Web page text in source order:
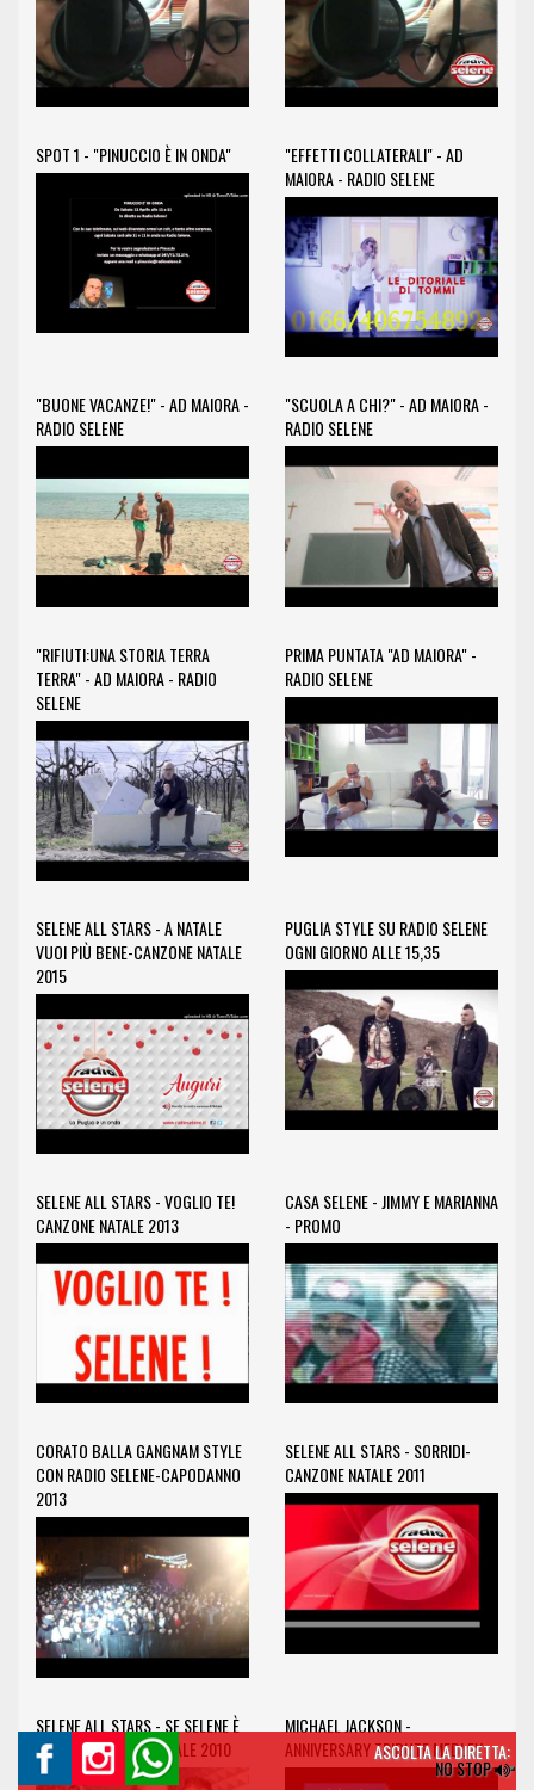
SPOT 1 - "PINUCCIO È IN ONDA"
"EFFETTI COLLATERALI" - AD
MAIORA - RADIO SELENE
"BUONE VACANZE!" - AD MAIORA -
RADIO SELENE
"SCUOLA A CHI?" - AD MAIORA -
RADIO SELENE
"RIFIUTI:UNA STORIA TERRA
TERRA" - AD MAIORA - RADIO
SELENE
PRIMA PUNTATA "AD MAIORA" -
RADIO SELENE
SELENE ALL STARS - A NATALE
VUOI PIÙ BENE-CANZONE NATALE
2015
PUGLIA STYLE SU RADIO SELENE
OGNI GIORNO ALLE 15,35
SELENE ALL STARS - VOGLIO TE!
CANZONE NATALE 2013
CASA SELENE - JIMMY E MARIANNA
- PROMO
CORATO BALLA GANGNAM STYLE
CON RADIO SELENE-CAPODANNO
2013
SELENE ALL STARS - SORRIDI-
CANZONE NATALE 2011
SELENE ALL STARS - SE SELENE È
CON TE-CANZONE NATALE 2010
MICHAEL JACKSON -
ANNIVERSARY TRIBUTE MEDLEY
ASCOLTA LA DIRETTA:
NO STOP